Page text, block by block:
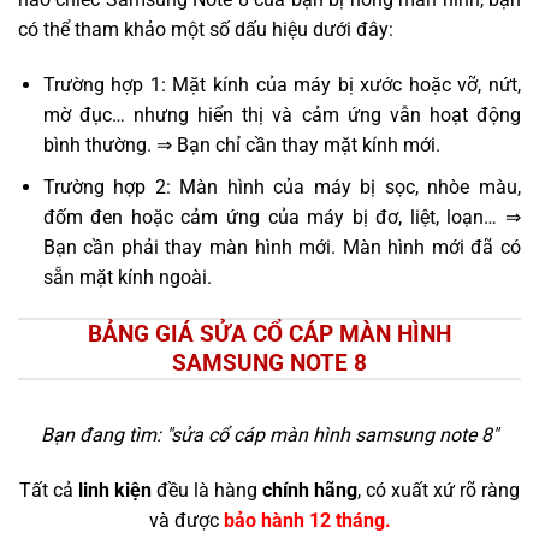
có thể tham khảo một số dấu hiệu dưới đây:
Trường hợp 1: Mặt kính của máy bị xước hoặc vỡ, nứt,
mờ đục… nhưng hiển thị và cảm ứng vẫn hoạt động
bình thường. ⇒ Bạn chỉ cần thay mặt kính mới.
Trường hợp 2: Màn hình của máy bị sọc, nhòe màu,
đốm đen hoặc cảm ứng của máy bị đơ, liệt, loạn… ⇒
Bạn cần phải thay màn hình mới. Màn hình mới đã có
sẵn mặt kính ngoài.
BẢNG GIÁ SỬA CỔ CÁP MÀN HÌNH
SAMSUNG NOTE 8
Bạn đang tìm: "sửa cổ cáp màn hình samsung note 8"
Tất cả linh kiện đều là hàng chính hãng, có xuất xứ rõ ràng
và được bảo hành 12 tháng.